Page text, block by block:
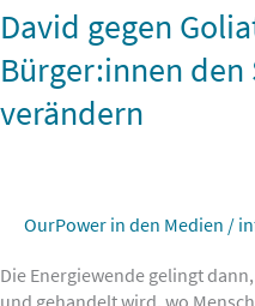
David gegen
Bürger:innen
verändern
OurPower in den Medien /
Die Energiewende gelingt